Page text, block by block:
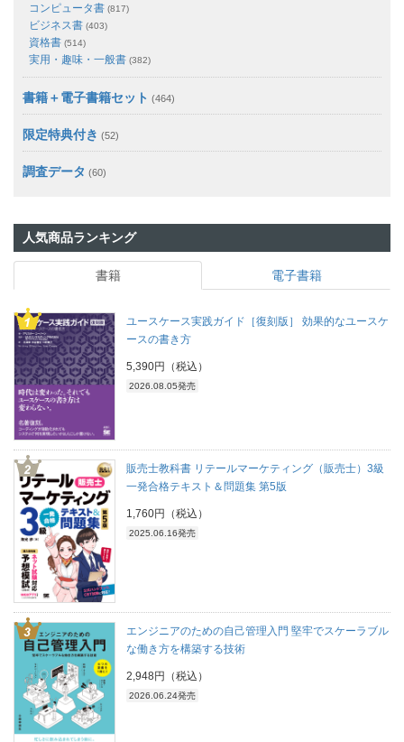
コンピュータ書 (817)
ビジネス書 (403)
資格書 (514)
実用・趣味・一般書 (382)
書籍＋電子書籍セット (464)
限定特典付き (52)
調査データ (60)
人気商品ランキング
書籍 電子書籍
ユースケース実践ガイド［復刻版］ 効果的なユースケ
ースの書き方
5,390円（税込）
2026.08.05発売
販売士教科書 リテールマーケティング（販売士）3級
一発合格テキスト＆問題集 第5版
1,760円（税込）
2025.06.16発売
エンジニアのための自己管理入門 堅牢でスケーラブル
な働き方を構築する技術
2,948円（税込）
2026.06.24発売